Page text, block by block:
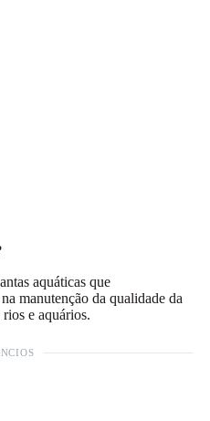
aquáticas que
manutenção da qualidade da
e aquários.